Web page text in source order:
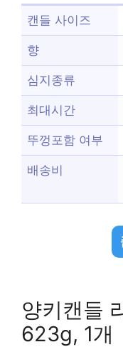
캔들 사이즈
향
심지종류
최대시간
뚜껑포함 여부
배송비
양키캔들
623g, 1개